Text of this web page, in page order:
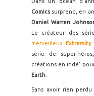
Comicssurprend, en
Daniel Warren
Le créateur des
merveilleux Extremity
série de super-
créations en indé'
Earth
Sans avoir rien